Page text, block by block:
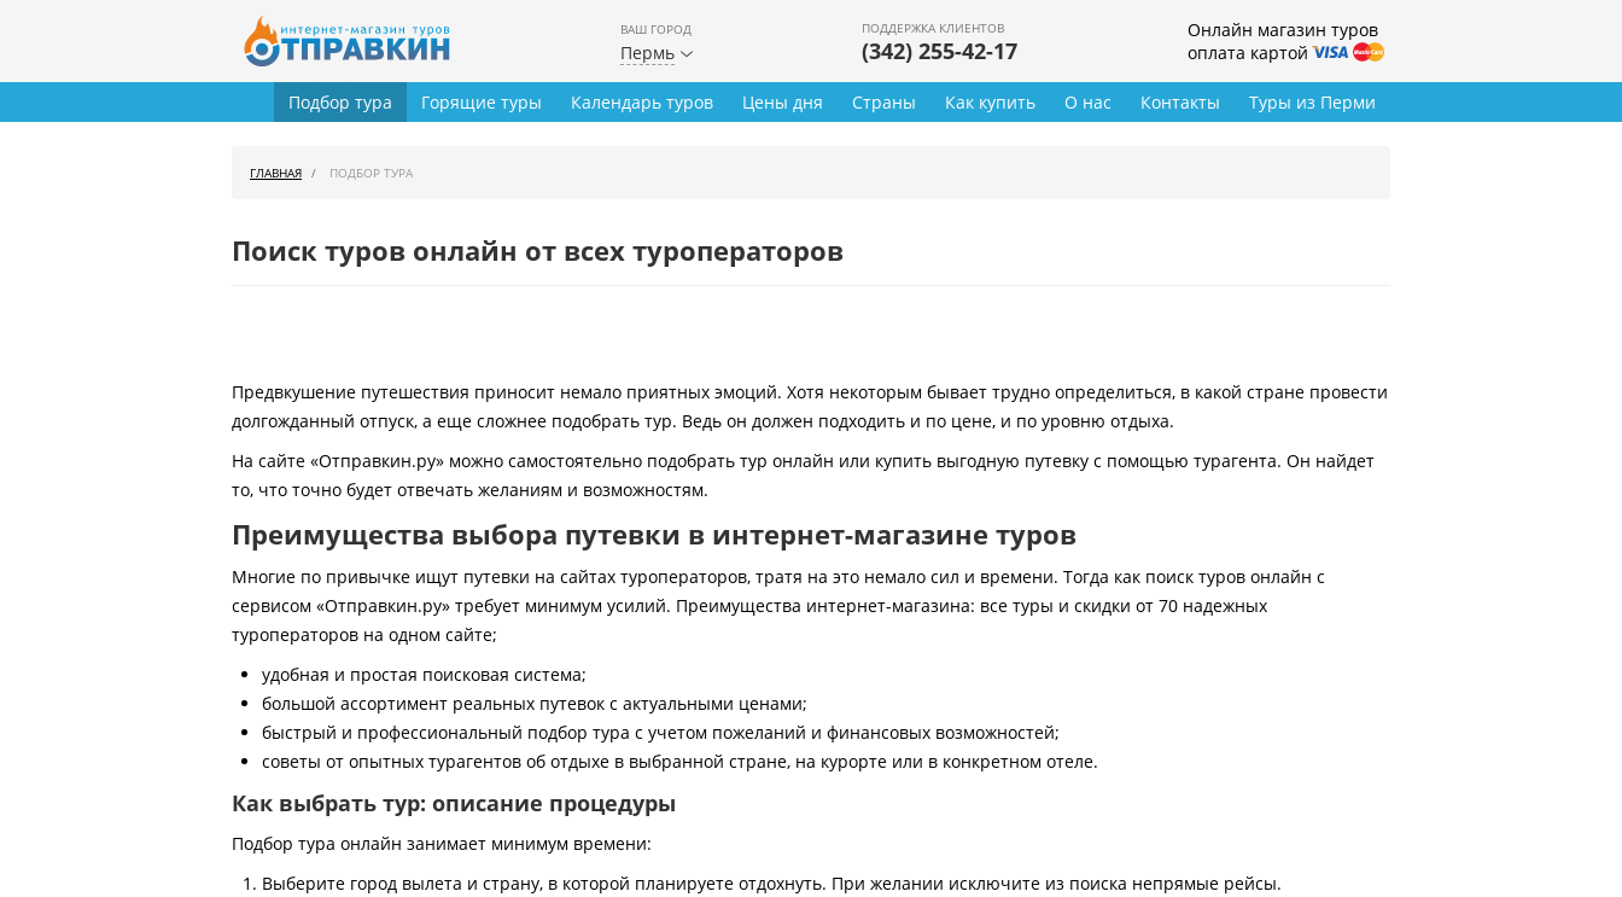
ВАШ ГОРОД
Пермь
ПОДДЕРЖКА КЛИЕНТОВ
(342) 255-42-17
Онлайн магазин туров
оплата картой
Туры из Перми
Подбор тура Горящие туры Календарь туров Цены дня Страны Как купить О нас Контакты
ГЛАВНАЯ ПОДБОР ТУРА
Поиск туров онлайн от всех туроператоров
Предвкушение путешествия приносит немало приятных эмоций. Хотя некоторым бывает трудно определиться, в какой стране провести
долгожданный отпуск, а еще сложнее подобрать тур. Ведь он должен подходить и по цене, и по уровню отдыха.
На сайте «Отправкин.ру» можно самостоятельно подобрать тур онлайн или купить выгодную путевку с помощью турагента. Он найдет
то, что точно будет отвечать желаниям и возможностям.
Преимущества выбора путевки в интернет-магазине туров
Многие по привычке ищут путевки на сайтах туроператоров, тратя на это немало сил и времени. Тогда как поиск туров онлайн с
сервисом «Отправкин.ру» требует минимум усилий. Преимущества интернет-магазина: все туры и скидки от 70 надежных
туроператоров на одном сайте;
удобная и простая поисковая система;
большой ассортимент реальных путевок с актуальными ценами;
быстрый и профессиональный подбор тура с учетом пожеланий и финансовых возможностей;
советы от опытных турагентов об отдыхе в выбранной стране, на курорте или в конкретном отеле.
Как выбрать тур: описание процедуры
Подбор тура онлайн занимает минимум времени:
Выберите город вылета и страну, в которой планируете отдохнуть. При желании исключите из поиска непрямые рейсы.